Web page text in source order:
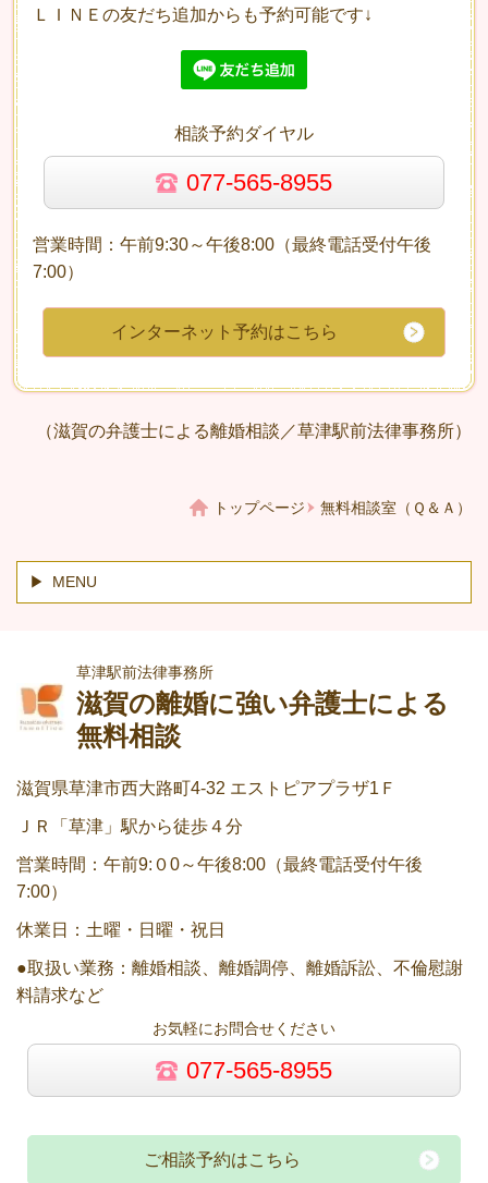
ＬＩＮＥの友だち追加からも予約可能です↓
相談予約ダイヤル
077-565-8955
営業時間：午前9:30～午後8:00（最終電話受付午後
7:00）
インターネット予約はこちら
（滋賀の弁護士による離婚相談／草津駅前法律事務所）
トップページ 無料相談室（Ｑ＆Ａ）
MENU
草津駅前法律事務所
滋賀の離婚に強い弁護士による
無料相談
滋賀県草津市西大路町4-32 エストピアプラザ1Ｆ
ＪＲ「草津」駅から徒歩４分
営業時間：午前9:０0～午後8:00（最終電話受付午後
7:00）
休業日：土曜・日曜・祝日
●取扱い業務：離婚相談、離婚調停、離婚訴訟、不倫慰謝
料請求など
お気軽にお問合せください
077-565-8955
ご相談予約はこちら